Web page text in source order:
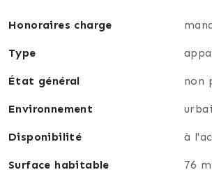
Honoraires charge
Type
État général non
Environnement
Disponibilité à
Surface habitable 76